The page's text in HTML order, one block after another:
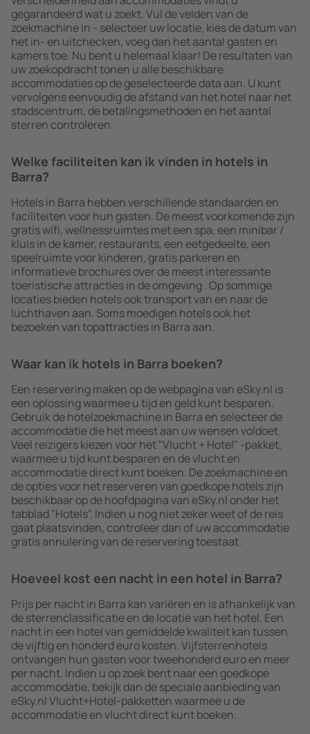
gegarandeerd wat u zoekt. Vul de velden van de
zoekmachine in - selecteer uw locatie, kies de datum van
het in- en uitchecken, voeg dan het aantal gasten en
kamers toe. Nu bent u helemaal klaar! De resultaten van
uw zoekopdracht tonen u alle beschikbare
accommodaties op de geselecteerde data aan. U kunt
vervolgens eenvoudig de afstand van het hotel naar het
stadscentrum, de betalingsmethoden en het aantal
sterren controleren.
Welke faciliteiten kan ik vinden in hotels in
Barra?
Hotels in Barra hebben verschillende standaarden en
faciliteiten voor hun gasten. De meest voorkomende zijn
gratis wifi, wellnessruimtes met een spa, een minibar /
kluis in de kamer, restaurants, een eetgedeelte, een
speelruimte voor kinderen, gratis parkeren en
informatieve brochures over de meest interessante
toeristische attracties in de omgeving . Op sommige
locaties bieden hotels ook transport van en naar de
luchthaven aan. Soms moedigen hotels ook het
bezoeken van topattracties in Barra aan.
Waar kan ik hotels in Barra boeken?
Een reservering maken op de webpagina van eSky.nl is
een oplossing waarmee u tijd en geld kunt besparen.
Gebruik de hotelzoekmachine in Barra en selecteer de
accommodatie die het meest aan uw wensen voldoet.
Veel reizigers kiezen voor het "Vlucht + Hotel" -pakket,
waarmee u tijd kunt besparen en de vlucht en
accommodatie direct kunt boeken. De zoekmachine en
de opties voor het reserveren van goedkope hotels zijn
beschikbaar op de hoofdpagina van eSky.nl onder het
tabblad "Hotels". Indien u nog niet zeker weet of de reis
gaat plaatsvinden, controleer dan of uw accommodatie
gratis annulering van de reservering toestaat.
Hoeveel kost een nacht in een hotel in Barra?
Prijs per nacht in Barra kan variëren en is afhankelijk van
de sterrenclassificatie en de locatie van het hotel. Een
nacht in een hotel van gemiddelde kwaliteit kan tussen
de vijftig en honderd euro kosten. Vijfsterrenhotels
ontvangen hun gasten voor tweehonderd euro en meer
per nacht. Indien u op zoek bent naar een goedkope
accommodatie, bekijk dan de speciale aanbieding van
eSky.nl Vlucht+Hotel-pakketten waarmee u de
accommodatie en vlucht direct kunt boeken.